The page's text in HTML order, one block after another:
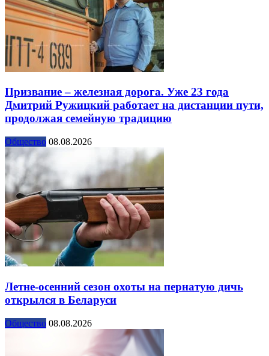
Призвание – железная дорога. Уже 23 года
Дмитрий Ружицкий работает на дистанции пути,
продолжая семейную традицию
Общество 08.08.2026
Летне-осенний сезон охоты на пернатую дичь
открылся в Беларуси
Общество 08.08.2026